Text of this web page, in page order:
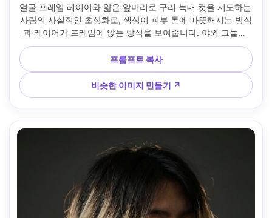
얼굴 프레임 레이어와 얇은 앞머리로 구리 늑대 컷을 시도하는
사람의 사실적인 초상화로, 색상이 피부 톤에 따뜻해지는 방식
과 레이어가 프레임에 앉는 방식을 보여줍니다. 야외 그늘진
거리, 부드러운 일광, 캐논 R5, 85mm f/1.4, 클로즈업, 대담한
낙관적인 분위기, 자연스러운 주근깨와 질감, 사실적인 색상
등급, 고해상도, 프레임에 자연스럽게 걸린 의류 --ar 4:5
프롬프트 복사
비슷한 이미지 만들기 ↗